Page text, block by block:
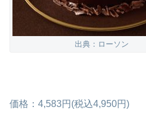
出典：ローソン
価格：4,583円(税込4,950円)